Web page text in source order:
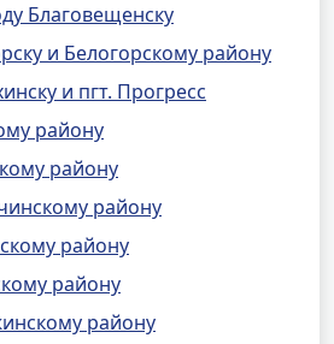
Благовещенску
и Белогорскому району
и пгт. Прогресс
району
району
району
району
району
району